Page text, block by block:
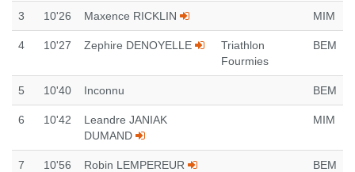
3 10'26 Maxence RICKLIN MIM
4 10'27 Zephire DENOYELLE
Triathlon
Fourmies
BEM
5 10'40 Inconnu BEM
6 10'42
Leandre JANIAK
DUMAND
MIM
7 10'56 Robin LEMPEREUR BEM